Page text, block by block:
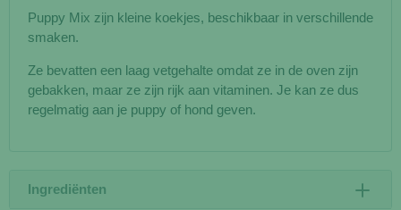
Puppy Mix zijn kleine koekjes, beschikbaar in verschillende
smaken.
Ze bevatten een laag vetgehalte omdat ze in de oven zijn
gebakken, maar ze zijn rijk aan vitaminen. Je kan ze dus
regelmatig aan je puppy of hond geven.
Ingrediënten